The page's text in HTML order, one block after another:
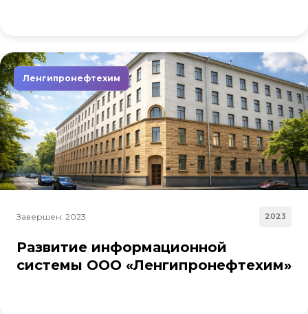
Ленгипронефтехим
Завершен: 2023 2023
Развитие информационной
системы ООО «Ленгипронефтехим»